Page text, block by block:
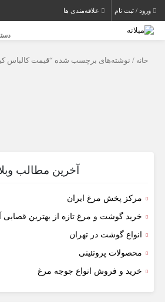
ورود / ثبت نام علاقه‌مندی ها
خانه / نوشته‌های برچسب شده “قیمت کالباس
آخرین مطالب
مرکز پخش مرغ ایران
خرید گوشت و مرغ تازه از بهترین قصابی
انواع گوشت در تهران
محصولات پروتئینی
خرید و فروش انواع جوجه مرغ